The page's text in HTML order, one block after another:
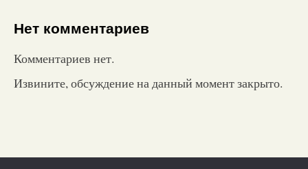
Нет комментариев
Комментариев нет.
Извините, обсуждение на данный момент закрыто.